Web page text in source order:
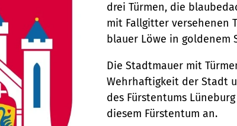
drei Türmen, die
mit Fallgitter versehenen
blauer Löwe in goldenem
Die Stadtmauer mit
Wehrhaftigkeit der Stadt
des Fürstentums
diesem Fürstentum an.